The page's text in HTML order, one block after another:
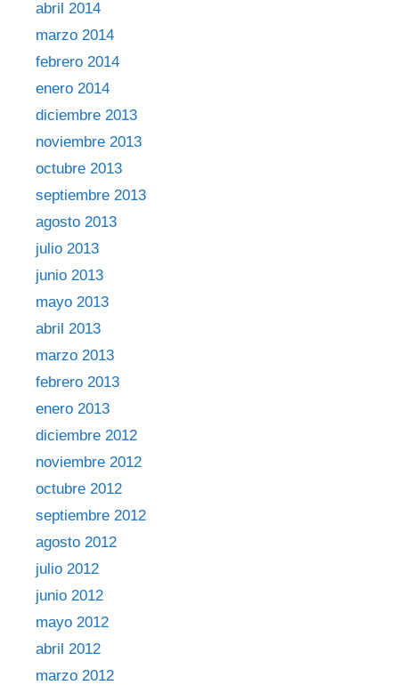
abril 2014
marzo 2014
febrero 2014
enero 2014
diciembre 2013
noviembre 2013
octubre 2013
septiembre 2013
agosto 2013
julio 2013
junio 2013
mayo 2013
abril 2013
marzo 2013
febrero 2013
enero 2013
diciembre 2012
noviembre 2012
octubre 2012
septiembre 2012
agosto 2012
julio 2012
junio 2012
mayo 2012
abril 2012
marzo 2012